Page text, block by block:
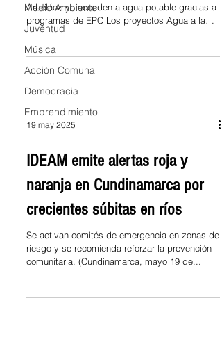
Medio Ambiente
Juventud
Música
Acción Comunal
Democracia
Emprendimiento
Arbeláez ya acceden a agua potable gracias a
programas de EPC Los proyectos Agua a la
Vereda,...
19 may 2025
IDEAM emite alertas roja y
naranja en Cundinamarca por
crecientes súbitas en ríos
Se activan comités de emergencia en zonas de
riesgo y se recomienda reforzar la prevención
comunitaria. (Cundinamarca, mayo 19 de...